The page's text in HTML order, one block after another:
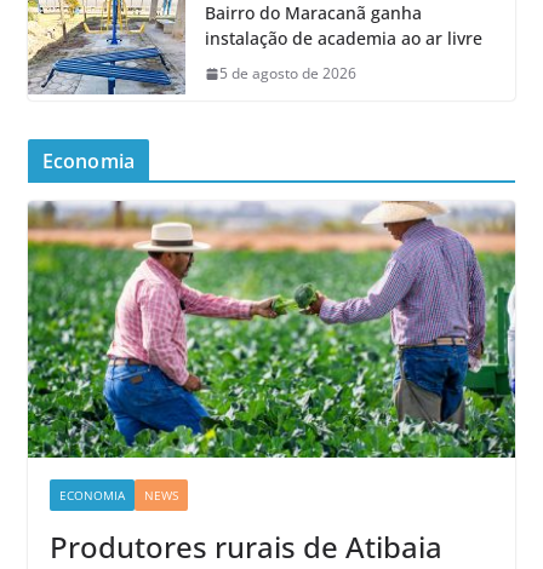
Bairro do Maracanã ganha
instalação de academia ao ar livre
5 de agosto de 2026
Economia
ECONOMIA NEWS
Produtores rurais de Atibaia